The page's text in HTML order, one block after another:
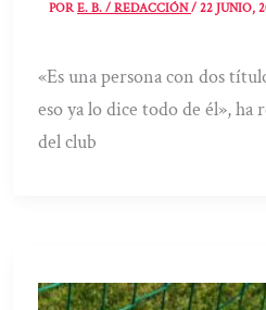
PORE. B. / REDACCIÓN/22 JUNIO,
«Es una persona con dos
eso ya lo dice todo de él», ha
del club